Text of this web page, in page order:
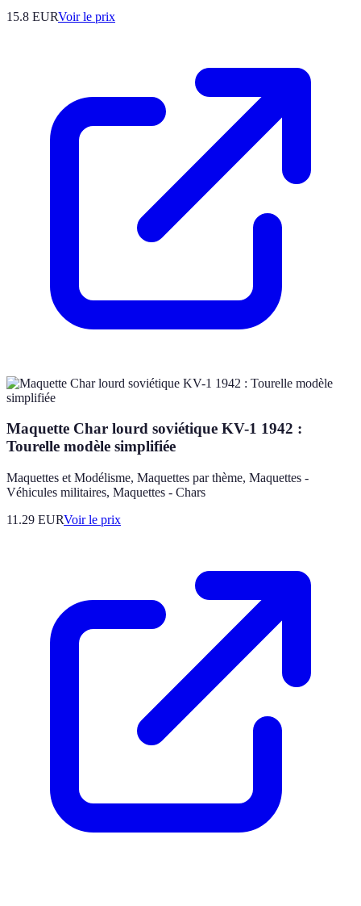
15.8 EURVoir le prix
Maquette Char lourd soviétique KV-1 1942 :
Tourelle modèle simplifiée
Maquettes et Modélisme, Maquettes par thème, Maquettes -
Véhicules militaires, Maquettes - Chars
11.29 EURVoir le prix